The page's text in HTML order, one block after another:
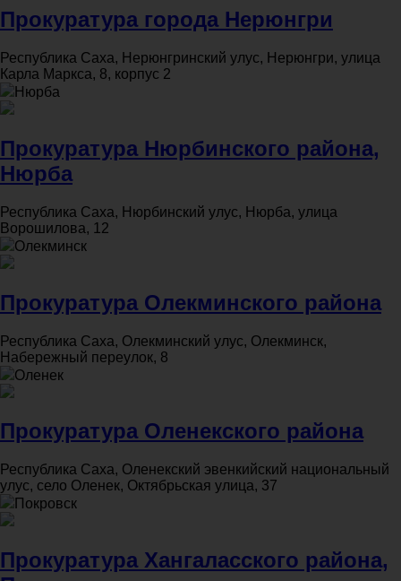
Прокуратура города Нерюнгри
Республика Саха, Нерюнгринский улус, Нерюнгри, улица
Карла Маркса, 8, корпус 2
Нюрба
Прокуратура Нюрбинского района,
Нюрба
Республика Саха, Нюрбинский улус, Нюрба, улица
Ворошилова, 12
Олекминск
Прокуратура Олекминского района
Республика Саха, Олекминский улус, Олекминск,
Набережный переулок, 8
Оленек
Прокуратура Оленекского района
Республика Саха, Оленекский эвенкийский национальный
улус, село Оленек, Октябрьская улица, 37
Покровск
Прокуратура Хангаласского района,